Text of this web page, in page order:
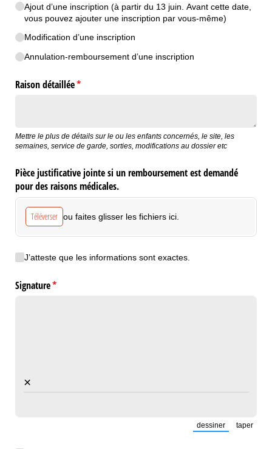
Ajout d’une inscription (à partir du 13 juin. Avant cette date,
vous pouvez ajouter une inscription par vous-même)
Modification d’une inscription
Annulation-remboursement d’une inscription
Raison détaillée*
(requis)
Mettre le plus de détails sur le ou les enfants concernés, le site, les
semaines, service de garde, sorties, modifications au dossier etc
Pièce justificative jointe si un remboursement est demandé
pour des raisons médicales.
Téléverser ou faites glisser les fichiers ici.
J’atteste que les informations sont exactes.
J’atteste que les informations sont exactes.
Signature*
(requis)
×
dessiner
(Passer en mode
taper